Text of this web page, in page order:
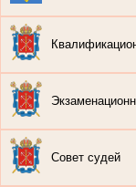
Совет судей